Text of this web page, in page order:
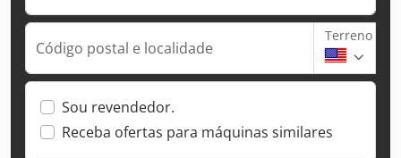
Código postal e localidade
Terreno
Sou revendedor.
Receba ofertas para máquinas similares